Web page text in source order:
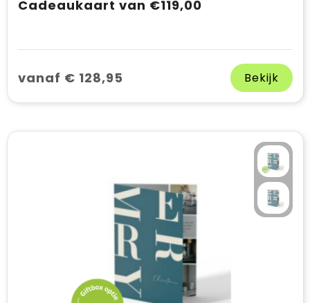
Cadeaukaart van €119,00
vanaf € 128,95 Bekijk